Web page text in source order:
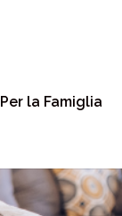
Per la Famiglia